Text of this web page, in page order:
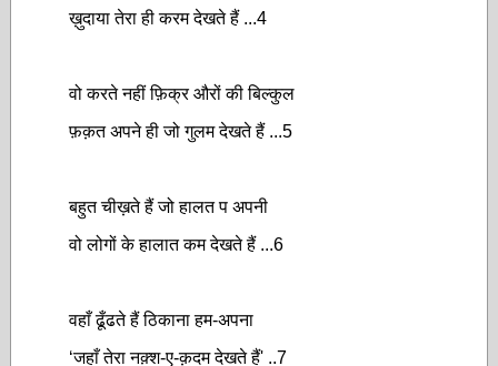
ख़ुदाया तेरा ही करम देखते हैं ...4
वो करते नहीं फ़िक्र औरों की बिल्कुल
फ़क़त अपने ही जो गुलम देखते हैं ...5
बहुत चीख़ते हैं जो हालत प अपनी
वो लोगों के हालात कम देखते हैं ...6
वहाँ ढूँढते हैं ठिकाना हम-अपना
‘जहाँ तेरा नक़्श-ए-क़दम देखते हैं' ..7